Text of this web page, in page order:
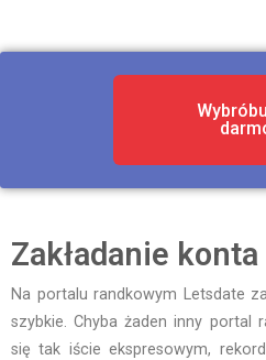
Zakładanie
Na portalu randkowym Letsdate
szybkie. Chyba żaden inny portal
się tak iście ekspresowym,